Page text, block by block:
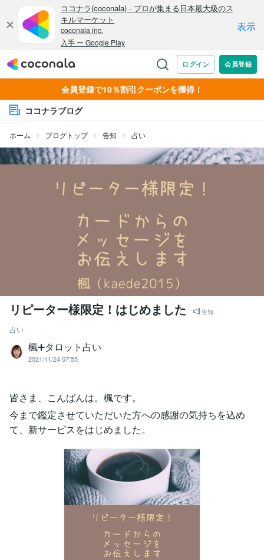
会員登録で10％割引クーポンを獲得！
ココナラブログ
ホーム ブログトップ 告知 占い
リピーター様限定！はじめました 告知
占い
楓➕タロット占い
2021/11/24 07:55
皆さま、こんばんは。楓です。
今まで鑑定させていただいた方への感謝の気持ちを込め
て、新サービスをはじめました。